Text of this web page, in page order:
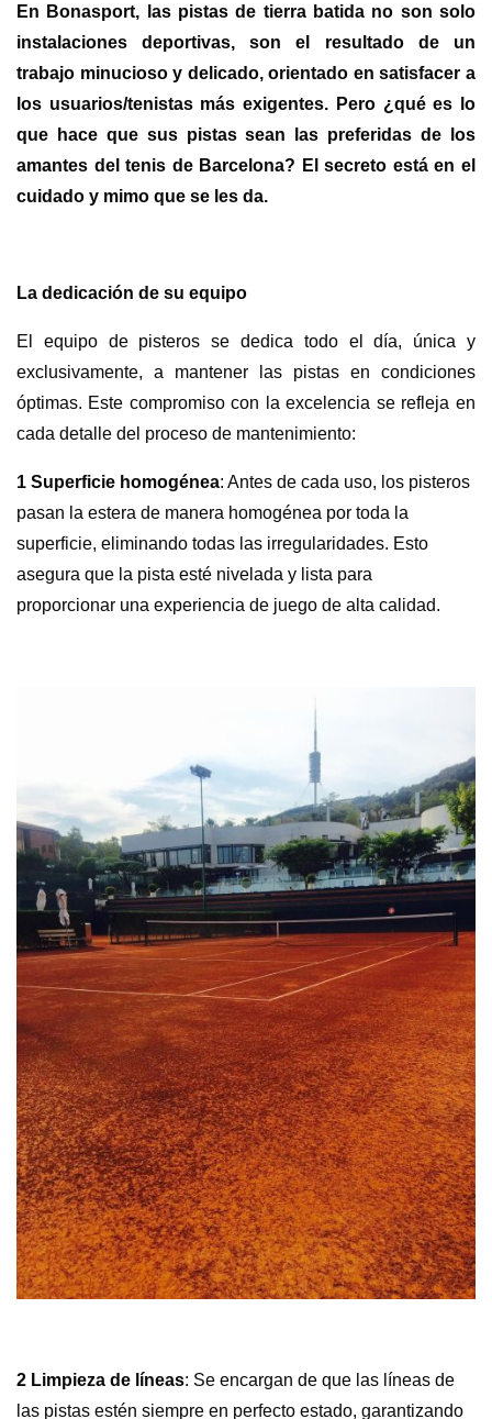
En Bonasport, las pistas de tierra batida no son solo
instalaciones deportivas, son el resultado de un
trabajo minucioso y delicado, orientado en satisfacer a
los usuarios/tenistas más exigentes. Pero ¿qué es lo
que hace que sus pistas sean las preferidas de los
amantes del tenis de Barcelona? El secreto está en el
cuidado y mimo que se les da.
La dedicación de su equipo
El equipo de pisteros se dedica todo el día, única y
exclusivamente, a mantener las pistas en condiciones
óptimas. Este compromiso con la excelencia se refleja en
cada detalle del proceso de mantenimiento:
1 Superficie homogénea: Antes de cada uso, los pisteros
pasan la estera de manera homogénea por toda la
superficie, eliminando todas las irregularidades. Esto
asegura que la pista esté nivelada y lista para
proporcionar una experiencia de juego de alta calidad.
2 Limpieza de líneas: Se encargan de que las líneas de
las pistas estén siempre en perfecto estado, garantizando